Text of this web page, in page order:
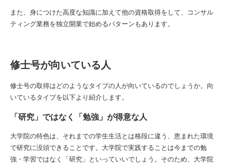
また、身につけた高度な知識に加えて他の資格取得をして、コンサル
ティング業務を独立開業で始めるパターンもあります。
修士号が向いている人
修士号の取得はどのようなタイプの人が向いているのでしょうか。向
いているタイプを以下より紹介します。
「研究」ではなく「勉強」が得意な人
大学院の特色は、それまでの学生生活とは格段に違う、恵まれた環境
で研究に没頭できることです。大学院で実践することは今までの勉
強・学習ではなく「研究」といっていいでしょう。そのため、大学院